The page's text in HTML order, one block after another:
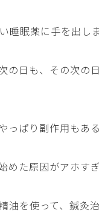
睡眠薬に手を出し
の日も、その次の
っぱり副作用もあ
めた原因がアホす
油を使って、鍼灸